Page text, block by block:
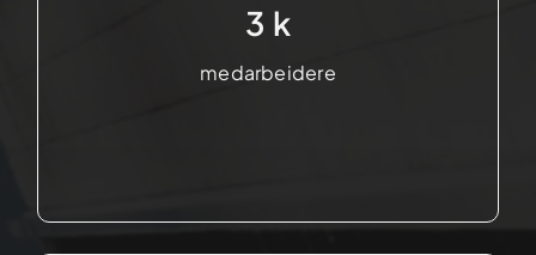
3 k
medarbeidere